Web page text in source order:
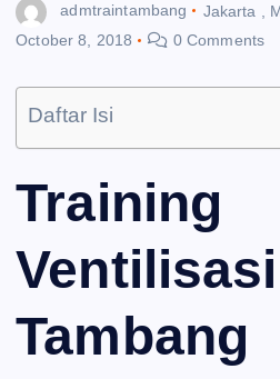
admtraintambang Jakarta
October 8, 2018
0 Comments
Daftar Isi
Training
Ventilisasi
Tambang